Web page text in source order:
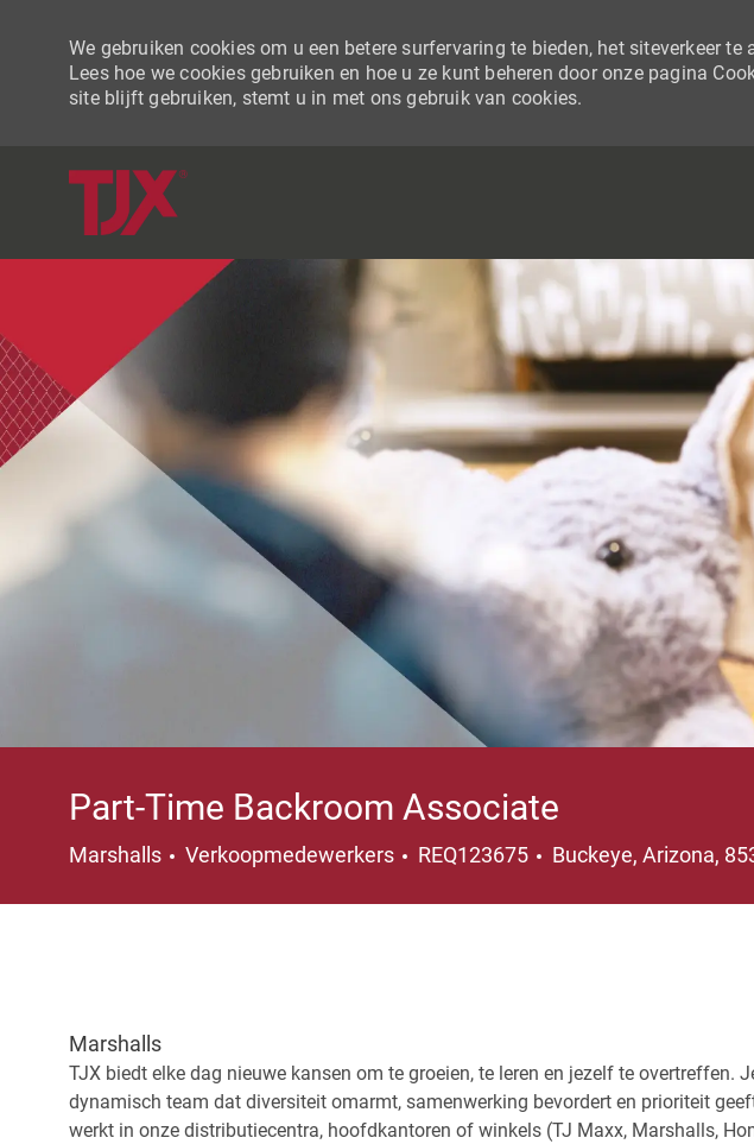
We gebruiken cookies om u een betere surfervaring te bieden, het siteverkeer
Lees hoe we cookies gebruiken en hoe u ze kunt beheren door onze pagina
site blijft gebruiken, stemt u in met ons gebruik van cookies.
Part-Time Backroom Associate
Marshalls Categorie
Verkoopmedewerkers REQ123675 Plaats
Buckeye, Arizona,
Marshalls
TJX biedt elke dag nieuwe kansen om te groeien, te leren en jezelf te overtreffen.
dynamisch team dat diversiteit omarmt, samenwerking bevordert en prioriteit
werkt in onze distributiecentra, hoofdkantoren of winkels (TJ Maxx, Marshalls,